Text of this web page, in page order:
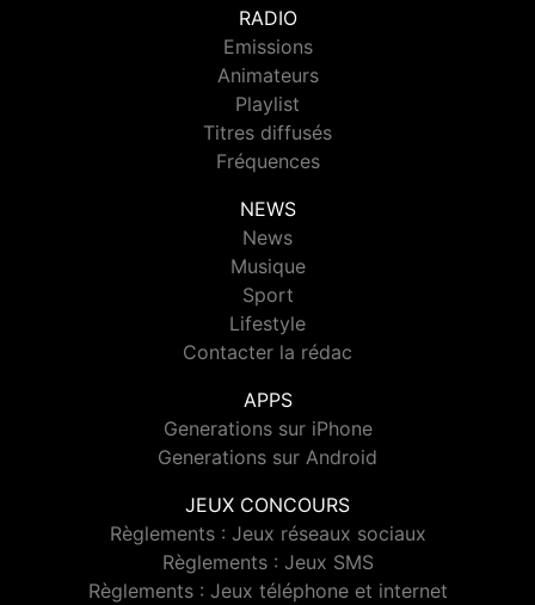
RADIO
Emissions
Animateurs
Playlist
Titres diffusés
Fréquences
NEWS
News
Musique
Sport
Lifestyle
Contacter la rédac
APPS
Generations sur iPhone
Generations sur Android
JEUX CONCOURS
Règlements : Jeux réseaux sociaux
Règlements : Jeux SMS
Règlements : Jeux téléphone et internet